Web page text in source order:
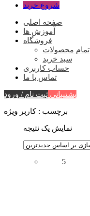
شروع خرید
صفحه اصلی
آموزش ها
فروشگاه
تمام محصولات
سبد خرید
حساب کاربری
تماس با ما
پشتیبانی ثبت نام / ورود
برچسب : کاربر ویژه
نمایش یک نتیجه
5